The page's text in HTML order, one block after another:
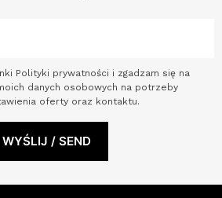
Polityki prywatności i zgadzam się na
danych osobowych na potrzeby
oferty oraz kontaktu.